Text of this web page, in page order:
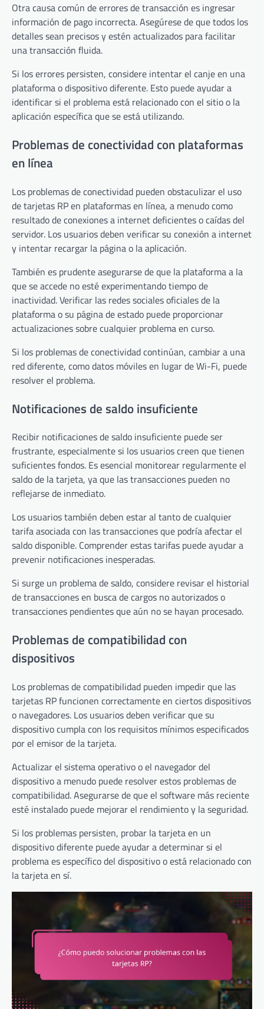
Otra causa común de errores de transacción es ingresar
información de pago incorrecta. Asegúrese de que todos los
detalles sean precisos y estén actualizados para facilitar
una transacción fluida.
Si los errores persisten, considere intentar el canje en una
plataforma o dispositivo diferente. Esto puede ayudar a
identificar si el problema está relacionado con el sitio o la
aplicación específica que se está utilizando.
Problemas de conectividad con plataformas
en línea
Los problemas de conectividad pueden obstaculizar el uso
de tarjetas RP en plataformas en línea, a menudo como
resultado de conexiones a internet deficientes o caídas del
servidor. Los usuarios deben verificar su conexión a internet
y intentar recargar la página o la aplicación.
También es prudente asegurarse de que la plataforma a la
que se accede no esté experimentando tiempo de
inactividad. Verificar las redes sociales oficiales de la
plataforma o su página de estado puede proporcionar
actualizaciones sobre cualquier problema en curso.
Si los problemas de conectividad continúan, cambiar a una
red diferente, como datos móviles en lugar de Wi-Fi, puede
resolver el problema.
Notificaciones de saldo insuficiente
Recibir notificaciones de saldo insuficiente puede ser
frustrante, especialmente si los usuarios creen que tienen
suficientes fondos. Es esencial monitorear regularmente el
saldo de la tarjeta, ya que las transacciones pueden no
reflejarse de inmediato.
Los usuarios también deben estar al tanto de cualquier
tarifa asociada con las transacciones que podría afectar el
saldo disponible. Comprender estas tarifas puede ayudar a
prevenir notificaciones inesperadas.
Si surge un problema de saldo, considere revisar el historial
de transacciones en busca de cargos no autorizados o
transacciones pendientes que aún no se hayan procesado.
Problemas de compatibilidad con
dispositivos
Los problemas de compatibilidad pueden impedir que las
tarjetas RP funcionen correctamente en ciertos dispositivos
o navegadores. Los usuarios deben verificar que su
dispositivo cumpla con los requisitos mínimos especificados
por el emisor de la tarjeta.
Actualizar el sistema operativo o el navegador del
dispositivo a menudo puede resolver estos problemas de
compatibilidad. Asegurarse de que el software más reciente
esté instalado puede mejorar el rendimiento y la seguridad.
Si los problemas persisten, probar la tarjeta en un
dispositivo diferente puede ayudar a determinar si el
problema es específico del dispositivo o está relacionado con
la tarjeta en sí.